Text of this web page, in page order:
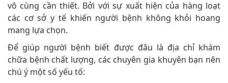
vô cùng cần thiết. Bởi với sự xuất hiện của hàng loạt
các cơ sở y tế khiến người bệnh không khỏi hoang
mang lựa chọn.
Để giúp người bệnh biết được đâu là địa chỉ khám
chữa bệnh chất lượng, các chuyên gia khuyên bạn nên
chú ý một số yếu tố: